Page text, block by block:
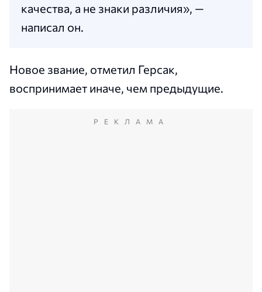
качества, а не знаки различия», —
написал он.
Новое звание, отметил Герсак,
воспринимает иначе, чем предыдущие.
РЕКЛАМА